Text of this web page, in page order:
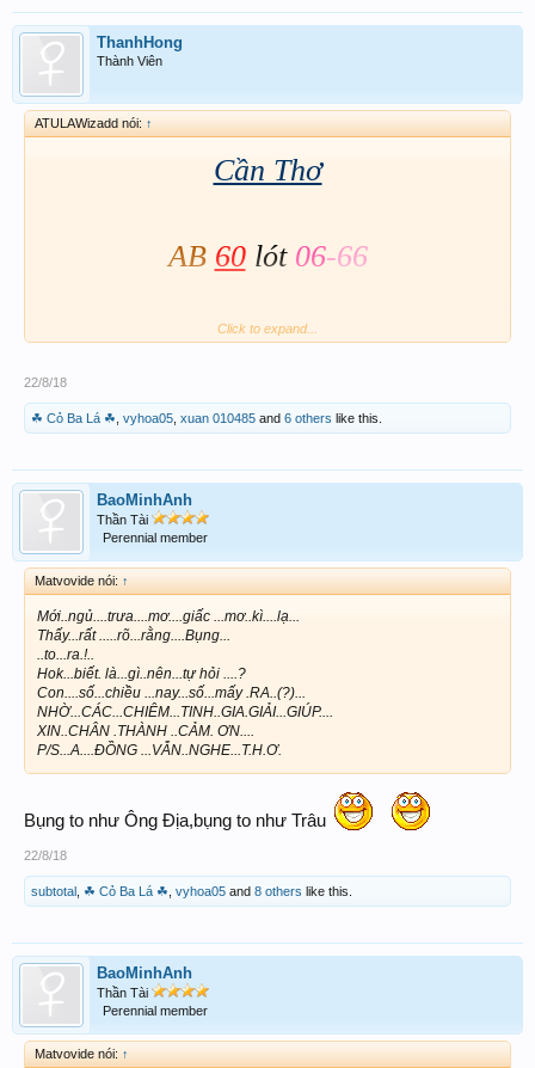
ThanhHong
Thành Viên
ATULAWizadd nói: ↑
Cần Thơ
AB 60lót06-66
Xì chủ460-060
Lô60-460Đá60-66-06
...
...
Ai theo thì theo - k theo thì biến -
đây không cần BẤT cứ ai
.
Có 2 đài gi rõ từng đài , ít vốn dánh
theo đài , nhiều vốn thì đánh 2 đài
luôn , tùy vào cách vào tiền của mỗi
Theo trúng cả trăm tr k 1 hồi đáp ,
cho thua thì hùa vào chửi , CHỐT
cho Cô Chú ACE nào cần , AI k
thích thìLƯỚT...
Click to expand...
22/8/18
☘ Cỏ Ba Lá ☘ vyhoa05 xuan 010485 and 6 others like this.
BaoMinhAnh
Thần Tài
Perennial member
Matvovide nói: ↑
Mới..ngủ....trưa....mơ....giấc ...mơ..kì....lạ...
Thấy...rất .....rõ...rằng....Bụng...
..to...ra.!..
Hok...biết. là...gì..nên...tự hỏi ....?
Con....số...chiều ...nay...số...mấy .RA..(?)...
NHỜ...CÁC...CHIÊM...TINH..GIA.GIẢI...GIÚP....
XIN..CHÂN .THÀNH ..CẢM. ƠN....
P/S...A....ĐỒNG ...VẪN..NGHE...T.H.Ơ.
Bụng to như Ông Địa,bụng to như Trâu
22/8/18
subtotal ☘ Cỏ Ba Lá ☘ vyhoa05 and 8 others like this.
BaoMinhAnh
Thần Tài
Perennial member
Matvovide nói: ↑